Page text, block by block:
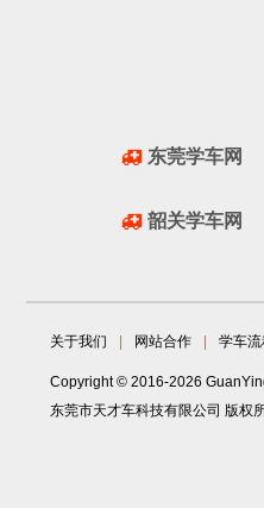
东莞学车网
韶关学车网
关于我们 网站合作 学车流
Copyright © 2016-2026
东莞市天才车科技有限公司 版权